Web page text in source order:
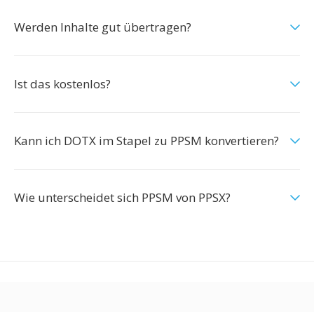
Werden Inhalte gut übertragen?
Ist das kostenlos?
Kann ich DOTX im Stapel zu PPSM konvertieren?
Wie unterscheidet sich PPSM von PPSX?